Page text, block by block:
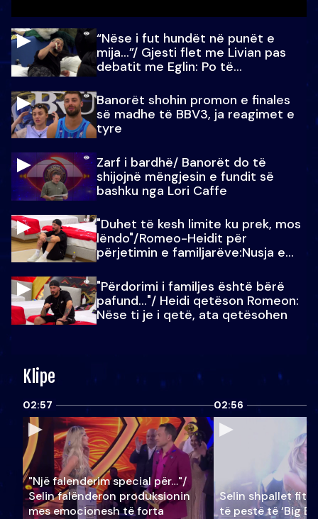
“Nëse i fut hundët në punët e
mija…”/ Gjesti flet me Livian pas
debatit me Eglin: Po të
Banorët shohin promon e finales
së madhe të BBV3, ja reagimet e
tyre
Zarf i bardhë/ Banorët do të
shijojnë mëngjesin e fundit së
bashku nga Lori Caffe
"Duhet të kesh limite ku prek, mos
lëndo"/Romeo-Heidit për
përjetimin e familjarëve:Nusja e
"Përdorimi i familjes është bërë
pafund…"/ Heidi qetëson Romeon:
Nëse ti je i qetë, ata qetësohen
Klipe
02:57
"Një falenderim special për…"/
Selin falënderon produksionin
mes emocionesh të forta
02:56
Selin shpallet
të pestë të ‘Big